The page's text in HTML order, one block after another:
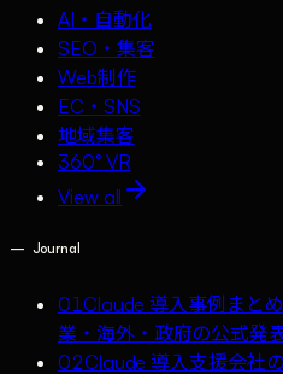
AI・自動化
SEO・集客
Web制作
EC・SNS
地域集客
360° VR
View all
— Journal
01 Claude 導入事例まと
業・海外・政府の公式発
02Claude 導入支援会社